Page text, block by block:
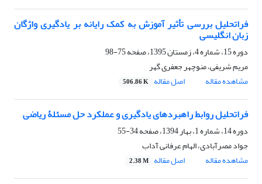
فراتحلیل بررسی تأثیر آموزش به کمک رایانه بر یادگیری واژگان
زبان انگلیسی
دوره 15، شماره 4، زمستان 1395، صفحه
75-98
مریم شریفی، منوچهر جعفری گهر
مشاهده مقاله
اصل مقاله 506.86 K
فراتحلیل روابط راهبردهای یادگیری و عملکرد حل مسئلۀ ریاضی
دوره 14، شماره 1، بهار 1394، صفحه
34-55
جواد مصرآبادی، الهام عرفانی آداب
مشاهده مقاله
اصل مقاله 2.38 M